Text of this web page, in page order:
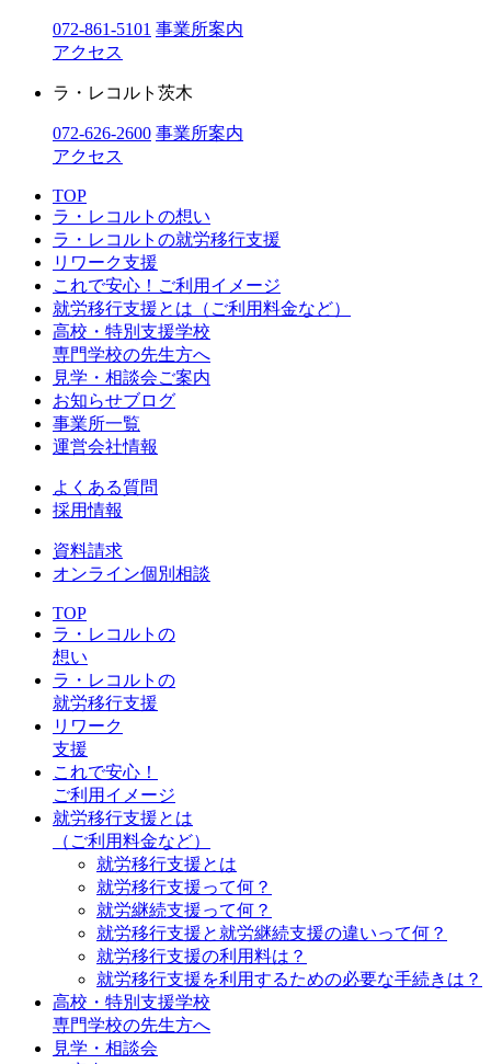
072-861-5101 事業所案内
アクセス
ラ・レコルト茨木
072-626-2600 事業所案内
アクセス
TOP
ラ・レコルトの想い
ラ・レコルトの就労移行支援
リワーク支援
これで安心！ご利用イメージ
就労移行支援とは（ご利用料金など）
高校・特別支援学校
専門学校の先生方へ
見学・相談会ご案内
お知らせブログ
事業所一覧
運営会社情報
よくある質問
採用情報
資料請求
オンライン個別相談
TOP
ラ・レコルトの
想い
ラ・レコルトの
就労移行支援
リワーク
支援
これで安心！
ご利用イメージ
就労移行支援とは
（ご利用料金など）
就労移行支援とは
就労移行支援って何？
就労継続支援って何？
就労移行支援と就労継続支援の違いって何？
就労移行支援の利用料は？
就労移行支援を利用するための必要な手続きは？
高校・特別支援学校
専門学校の先生方へ
見学・相談会